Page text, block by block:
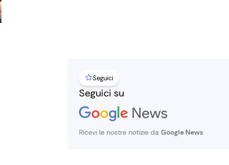
Seguici
Seguici su
Ricevi le nostre notizie da Google News